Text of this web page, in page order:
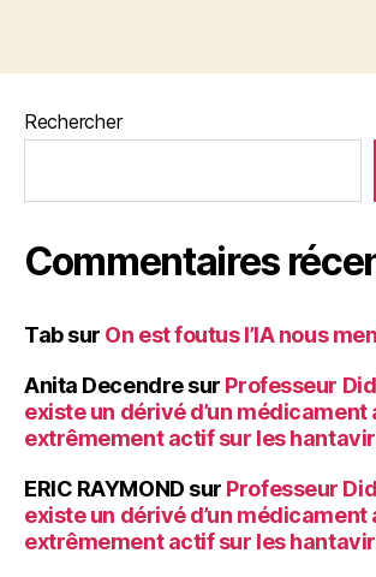
Rechercher
Commentaires
Tabsur On est foutus l’IA nous
Anita Decendresur Professeur
existe un dérivé d’un
extrêmement actif sur les
ERIC RAYMOND sur Professeur
existe un dérivé d’un
extrêmement actif sur les